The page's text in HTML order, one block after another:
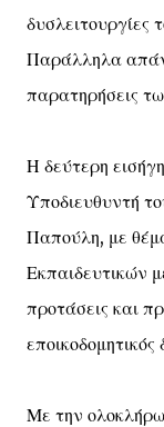
δυσλειτουργίες
Παράλληλα
παρατηρήσεις
Η δεύτερη
Υποδιευθυντή
Παπούλη, με
Εκπαιδευτικών
προτάσεις και
εποικοδομητικός
Με την